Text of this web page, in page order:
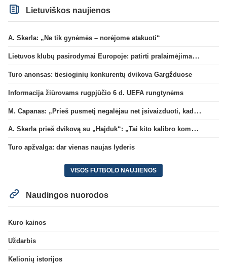
Lietuviškos naujienos
A. Skerla: „Ne tik gynėmės – norėjome atakuoti“
Lietuvos klubų pasirodymai Europoje: patirti pralaimėjimai Kroatijos atstovams
Turo anonsas: tiesioginių konkurentų dvikova Gargžduose
Informacija žiūrovams rugpjūčio 6 d. UEFA rungtynėms
M. Capanas: „Prieš pusmetį negalėjau net įsivaizduoti, kad žaisime prieš „Hajduk“
A. Skerla prieš dvikovą su „Hajduk“: „Tai kito kalibro komanda“
Turo apžvalga: dar vienas naujas lyderis
VISOS FUTBOLO NAUJIENOS
Naudingos nuorodos
Kuro kainos
Uždarbis
Kelionių istorijos